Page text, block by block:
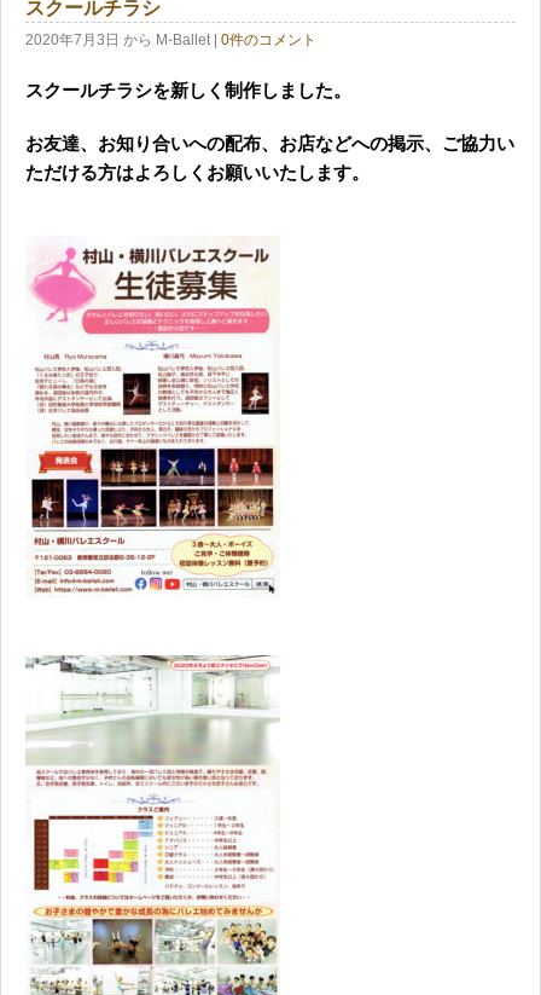
スクールチラシ
2020年7月3日 から M-Ballet| 0件のコメント
スクールチラシを新しく制作しました。
お友達、お知り合いへの配布、お店などへの掲示、ご協力い
ただける方はよろしくお願いいたします。